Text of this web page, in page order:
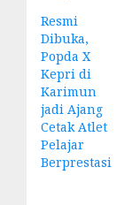
Resmi
Dibuka,
Popda X
Kepri di
Karimun
jadi Ajang
Cetak Atlet
Pelajar
Berprestasi